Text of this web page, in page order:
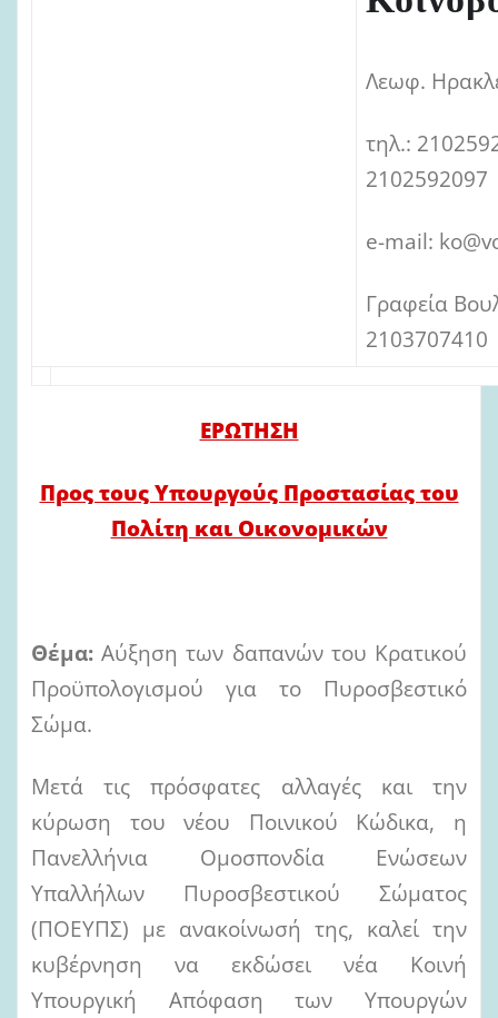
Λεωφ.
τηλ.:
2102592097
e-mail:
Γραφεία
2103707410
ΕΡΩΤΗΣΗ
Προς τους Υπουργούς Προστασίας του
Πολίτη και Οικονομικών
Θέμα:Αύξηση των δαπανών του Κρατικού
Προϋπολογισμού για το Πυροσβεστικό
Σώμα.
Μετά τις πρόσφατες αλλαγές και την
κύρωση του νέου Ποινικού Κώδικα, η
Πανελλήνια Ομοσπονδία Ενώσεων
Υπαλλήλων Πυροσβεστικού Σώματος
(ΠΟΕΥΠΣ) με ανακοίνωσή της, καλεί την
κυβέρνηση να εκδώσει νέα Κοινή
Υπουργική Απόφαση των Υπουργών